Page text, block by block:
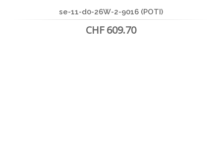
se-11-d0-26W-2-9016 (POTI)
CHF 609.70